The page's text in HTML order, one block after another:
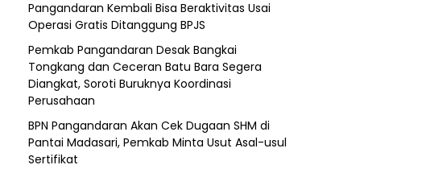
Pangandaran Kembali Bisa Beraktivitas Usai
Operasi Gratis Ditanggung BPJS
Pemkab Pangandaran Desak Bangkai
Tongkang dan Ceceran Batu Bara Segera
Diangkat, Soroti Buruknya Koordinasi
Perusahaan
BPN Pangandaran Akan Cek Dugaan SHM di
Pantai Madasari, Pemkab Minta Usut Asal-usul
Sertifikat